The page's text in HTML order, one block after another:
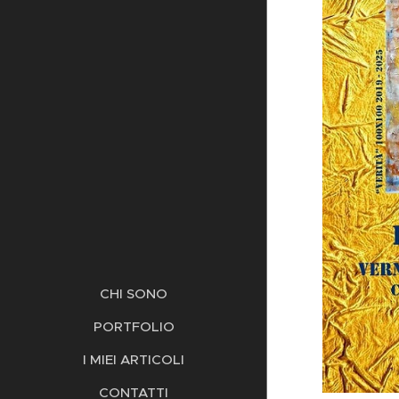
CHI SONO
PORTFOLIO
I MIEI ARTICOLI
CONTATTI